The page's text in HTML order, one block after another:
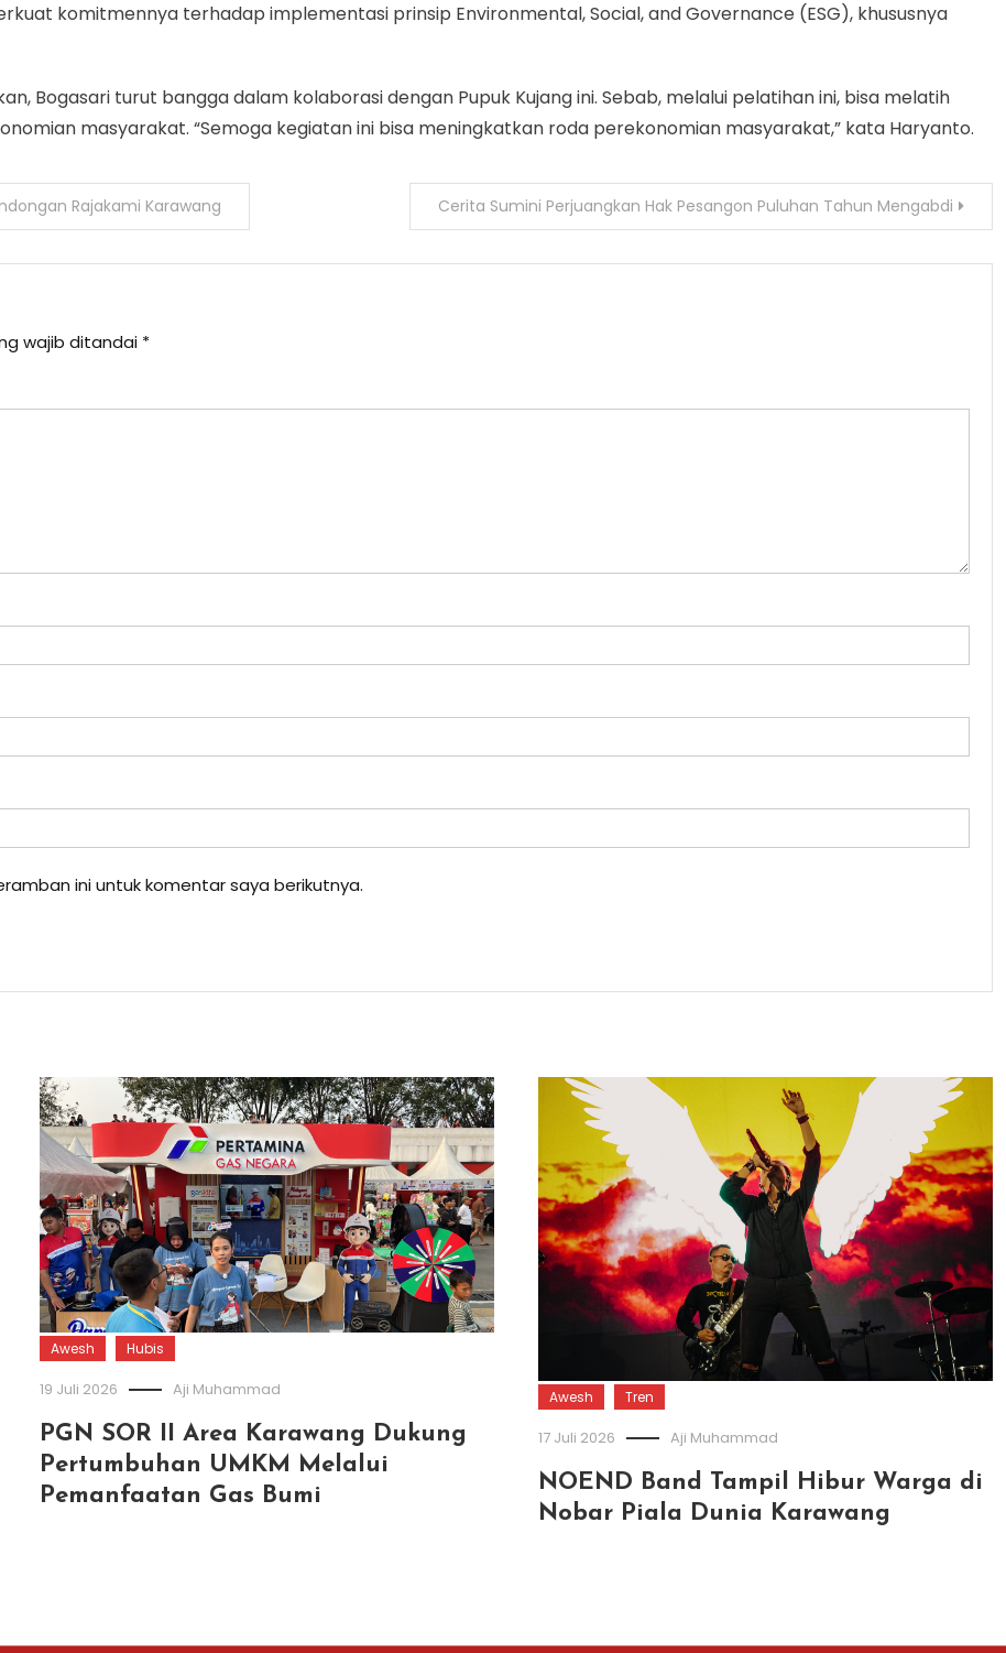
komitmennya terhadap implementasi prinsip Environmental, Social, and Governance (ESG), khususnya
Bogasari turut bangga dalam kolaborasi dengan Pupuk Kujang ini. Sebab, melalui pelatihan ini, bisa melatih
masyarakat. “Semoga kegiatan ini bisa meningkatkan roda perekonomian masyarakat,” kata Haryanto.
Rajakami Karawang Cerita Sumini Perjuangkan Hak Pesangon Puluhan Tahun Mengabdi
wajib ditandai *
ini untuk komentar saya berikutnya.
Awesh Hubis
19 Juli 2026 Aji Muhammad
PGN SOR II Area Karawang Dukung
Pertumbuhan UMKM Melalui
Pemanfaatan Gas Bumi
Awesh Tren
17 Juli 2026 Aji Muhammad
NOEND Band Tampil Hibur Warga di
Nobar Piala Dunia Karawang